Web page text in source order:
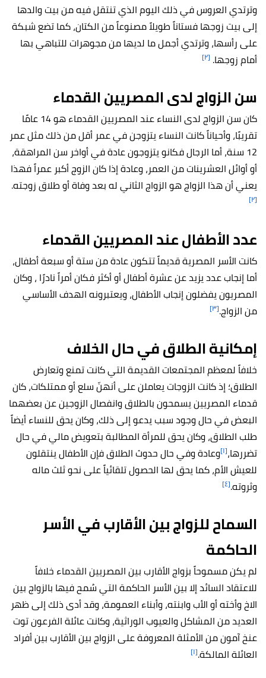
وترتدي العروس في ذلك اليوم الذي تنتقل فيه من بيت والدها
إلى بيت زوجها فستاناً طويلاً مصنوعاً من الكتان، كما تضع شبكة
على رأسها، وترتدي أجمل ما لديها من مجوهرات للتباهي بها
أمام زوجها. [٢]
سن الزواج لدى المصريين القدماء
كان سن الزواج لدى النساء عند المصريين القدماء هو 14 عامًا
تقريبًا، وأحياناً كانت النساء يتزوجن في عمر أقل من ذلك مثل عمر
12 سنة، أما الرجال فكانو يتزوجون عادة في أواخر سن المراهقة،
أو أوائل العشرينات من العمر، وعادة إذا كان الزوج أكبر عمراً فهذا
يعني أن هذا الزواج هو الزواج الثاني له بعد وفاة أو طلاق زوجته.
[٢]
عدد الأطفال عند المصريين القدماء
كانت الأسر المصرية قديماً تتكون عادة من ستة أو سبعة أطفال،
أما إنجاب عدد يزيد عن عشرة أطفال أو أكثر فكان أمراً نادرًا ، وكان
المصريون يفضلون إنجاب الأطفال، ويعتبرونه الهدف الأساسي
من الزواج.[٣]
إمكانية الطلاق في حال الخلاف
خلافاً لمعظم المجتمعات القديمة التي كانت تمنع وتعارض
الطلاق؛ إذ كانت الزوجات يعاملن على أنهنّ سلع أو ممتلكات، كان
قدماء المصريين يسمحون بالطلاق وانفصال الزوجين عن بعضهما
البعض في حال وجود سبب يدعو إلى ذلك، وكان يحق للنساء أيضاً
طلب الطلاق، وكان يحق للمرأة المطالبة بتعويض مالي في حال
تضررها،[١] وعادة وفي حال حدوث الطلاق فإن الأطفال ينتقلون
للعيش الأم، كما يحق لها الحصول تلقائياً على نحو ثلث ماله
وثروته.[٤]
السماح للزواج بين الأقارب في الأسر
الحاكمة
لم يكن مسموحاً بزواج الأقارب بين المصريين القدماء خلافاً
للاعتقاد السائد إلا بين الأسر الحاكمة التي سُمح فيها بالزواج بين
الاخ وأخته أو الأب وابنته، وأبناء العمومة، وقد أدى ذلك إلى ظهر
العديد من المشاكل والعيوب الوراثية، وكانت عائلة الفرعون توت
عنخ آمون من الأمثلة المعروفة على الزواج بين الأقارب بين أفراد
العائلة المالكة.[١]